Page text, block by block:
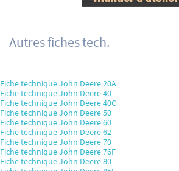
Autres fiches tech.
Fiche technique John Deere 20A
Fiche technique John Deere 40
Fiche technique John Deere 40C
Fiche technique John Deere 50
Fiche technique John Deere 60
Fiche technique John Deere 62
Fiche technique John Deere 70
Fiche technique John Deere 76F
Fiche technique John Deere 80